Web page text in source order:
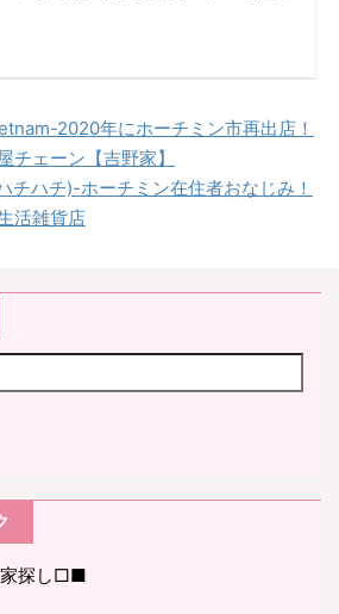
2020年にホーチミン市再出店！
チェーン【吉野家】
チハチ)-ホーチミン在住者おなじみ！
活雑貨店
探し□■